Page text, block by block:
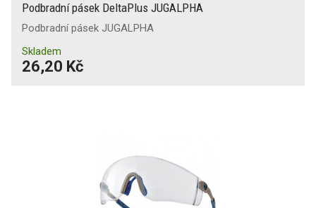
Podbradní pásek DeltaPlus JUGALPHA
Podbradní pásek JUGALPHA
Skladem
26,20 Kč